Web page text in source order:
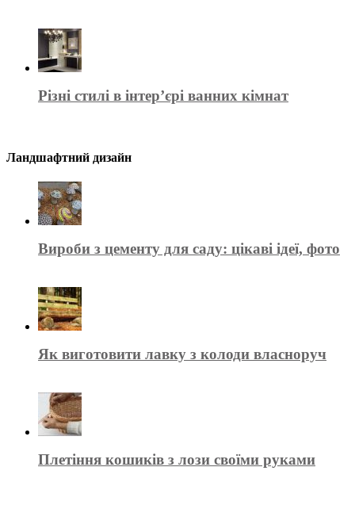
Різні стилі в інтер’єрі ванних кімнат
Ландшафтний дизайн
Вироби з цементу для саду: цікаві ідеї, фото
Як виготовити лавку з колоди власноруч
Плетіння кошиків з лози своїми руками